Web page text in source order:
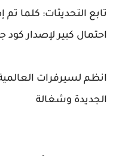
تابع التحديثات: كلما
احتمال كبير لإصدار كود
انظم لسيرفرات
الجديدة وشغالة